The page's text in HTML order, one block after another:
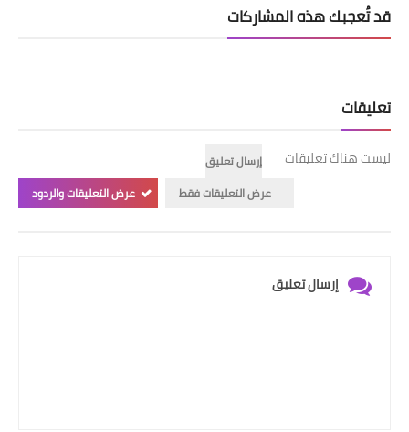
قد تُعجبك هذه المشاركات
تعليقات
ليست هناك تعليقات
إرسال تعليق
عرض التعليقات فقط
عرض التعليقات والردود
إرسال تعليق